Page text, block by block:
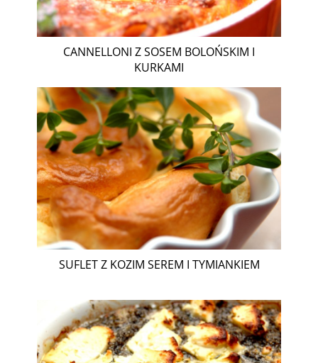
CANNELLONI Z SOSEM BOLOŃSKIM I
KURKAMI
SUFLET Z KOZIM SEREM I TYMIANKIEM